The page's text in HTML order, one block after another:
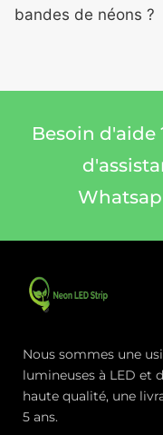
bandes de néons ?
Besoin
Nous sommes une
lumineuses à LED et
haute qualité, une
5 ans.